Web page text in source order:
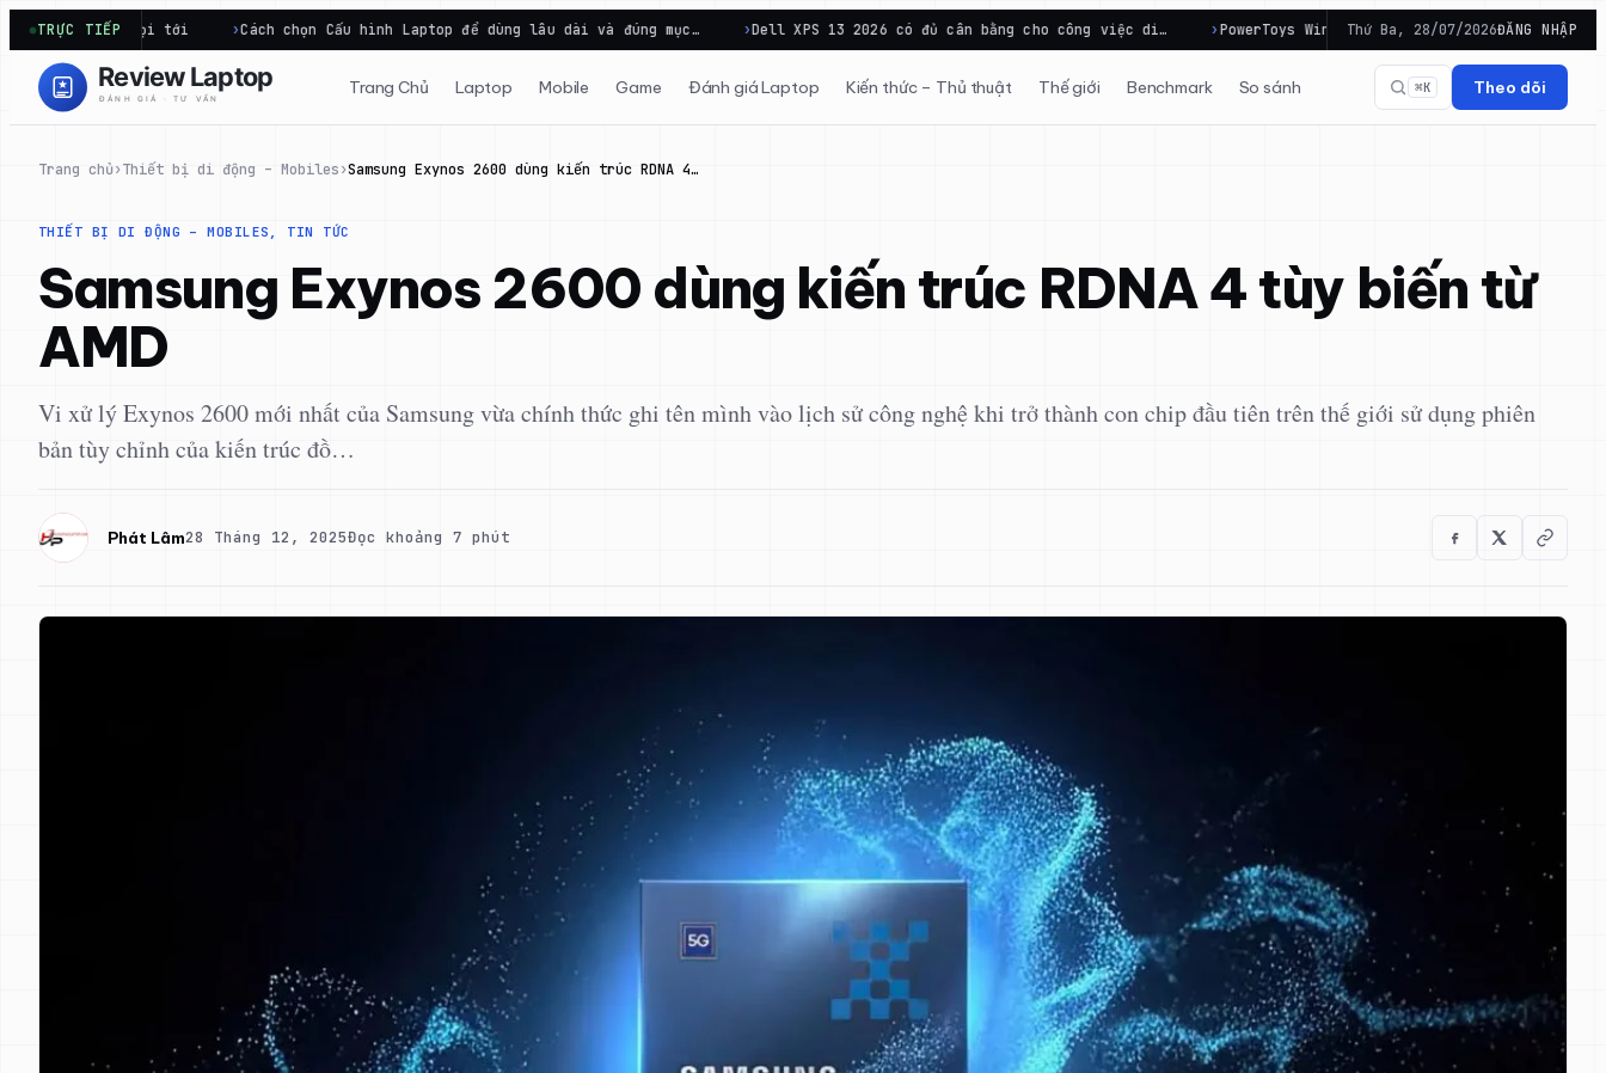
Chuyển
đến
phần
TRỰC TIẾP
gọi tới Cách chọn Cấu hình Laptop để dùng lâu dài và đúng mục… Dell XPS 13 2026 có đủ cân bằng cho công việc di… PowerToys Windows: 5 công cụ miễn phí giúp dân văn phòng
Thứ Ba, 28/07/2026ĐĂNG NHẬP
Trang Chủ Laptop Mobile Game Đánh giá Laptop Kiến thức – Thủ thuật Thế giới Benchmark So sánh ⌘K Theo dõi
Trang chủ›Thiết bị di động – Mobiles›Samsung Exynos 2600 dùng kiến trúc RDNA 4…
THIẾT BỊ DI ĐỘNG – MOBILES , TIN TỨC
Samsung Exynos 2600 dùng kiến trúc RDNA 4 tùy biến từ
AMD
Vi xử lý Exynos 2600 mới nhất của Samsung vừa chính thức ghi tên mình vào lịch sử công nghệ khi trở thành con chip đầu tiên trên thế giới sử dụng phiên
bản tùy chỉnh của kiến trúc đồ…
Phát Lâm28 Tháng 12, 2025Đọc khoảng 7 phút